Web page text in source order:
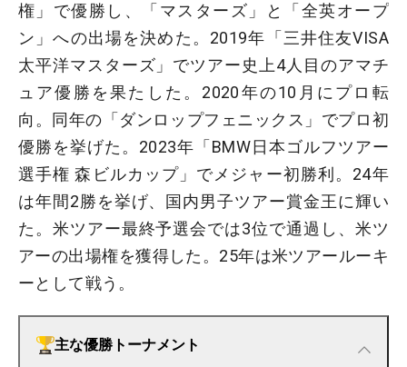
権」で優勝し、「マスターズ」と「全英オープ
ン」への出場を決めた。2019年「三井住友VISA
太平洋マスターズ」でツアー史上4人目のアマチ
ュア優勝を果たした。2020年の10月にプロ転
向。同年の「ダンロップフェニックス」でプロ初
優勝を挙げた。2023年「BMW日本ゴルフツアー
選手権 森ビルカップ」でメジャー初勝利。24年
は年間2勝を挙げ、国内男子ツアー賞金王に輝い
た。米ツアー最終予選会では3位で通過し、米ツ
アーの出場権を獲得した。25年は米ツアールーキ
ーとして戦う。
主な優勝トーナメント